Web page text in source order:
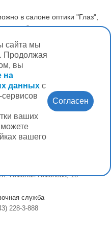
сайта мы
Продолжая
вы
на
данных с
ваших
вашего
Согласен
в салоне оптики "Глаз",
подобрать размер и
В салоне также доступны
ночных
проверке зрения, чтобы
четким и комфортным
Николая Никонова, 18
служба
228-3-888